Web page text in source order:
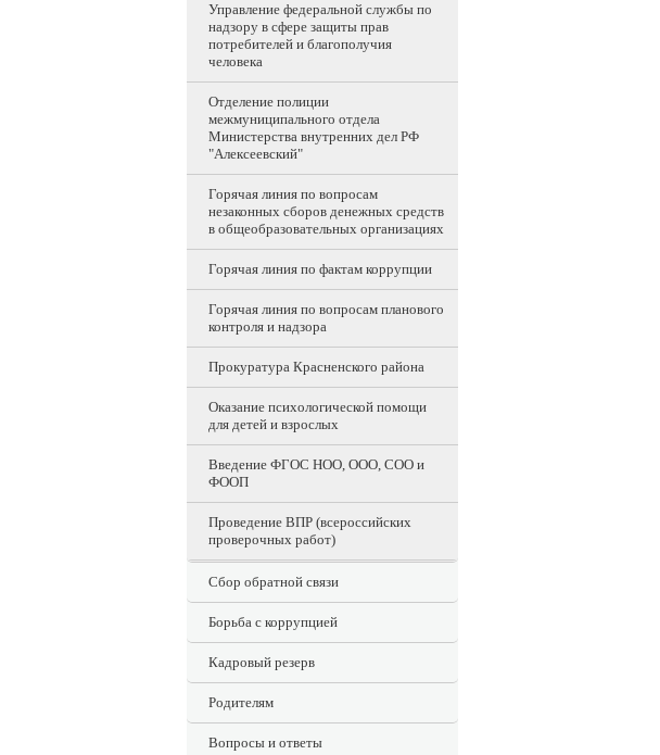
Управление федеральной службы по
надзору в сфере защиты прав
потребителей и благополучия
человека
Отделение полиции
межмуниципального отдела
Министерства внутренних дел РФ
"Алексеевский"
Горячая линия по вопросам
незаконных сборов денежных средств
в общеобразовательных организациях
Горячая линия по фактам коррупции
Горячая линия по вопросам планового
контроля и надзора
Прокуратура Красненского района
Оказание психологической помощи
для детей и взрослых
Введение ФГОС НОО, ООО, СОО и
ФООП
Проведение ВПР (всероссийских
проверочных работ)
Сбор обратной связи
Борьба с коррупцией
Кадровый резерв
Родителям
Вопросы и ответы